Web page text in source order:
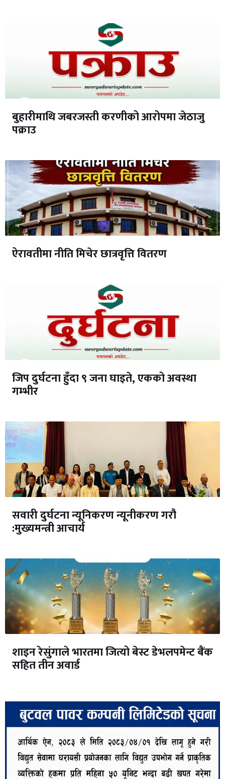
बुहारीमाथि जबरजस्ती करणीको आरोपमा जेठाजु
पक्राउ
ऐरावतीमा नीति मिचेर छात्रवृत्ति वितरण
जिप दुर्घटना हुँदा ९ जना घाइते, एकको अवस्था
गम्भीर
सवारी दुर्घटना न्यूनिकरण न्यूनीकरण गरौ
:मुख्यमन्त्री आचार्य
शाइन रेसुंगाले भारतमा जित्यो बेस्ट डेभलपमेन्ट बैंक
सहित तीन अवार्ड